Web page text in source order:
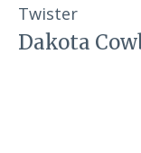
Twister
Dakota